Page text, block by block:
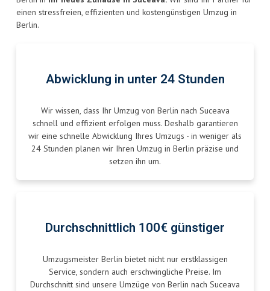
einen stressfreien, effizienten und kostengünstigen Umzug in
Berlin.
Abwicklung in unter 24 Stunden
Wir wissen, dass Ihr Umzug von Berlin nach Suceava
schnell und effizient erfolgen muss. Deshalb garantieren
wir eine schnelle Abwicklung Ihres Umzugs - in weniger als
24 Stunden planen wir Ihren Umzug in Berlin präzise und
setzen ihn um.
Durchschnittlich 100€ günstiger
Umzugsmeister Berlin bietet nicht nur erstklassigen
Service, sondern auch erschwingliche Preise. Im
Durchschnitt sind unsere Umzüge von Berlin nach Suceava